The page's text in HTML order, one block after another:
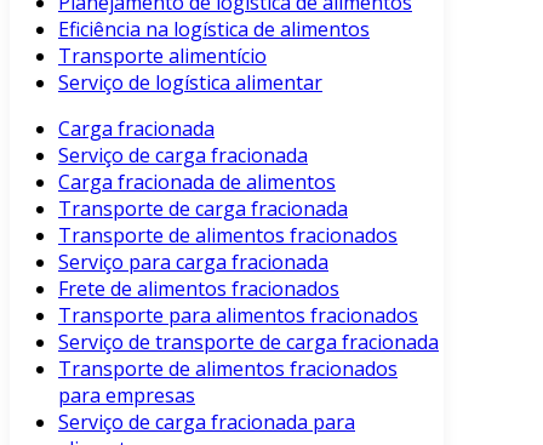
Eficiência na logística de alimentos
Transporte alimentício
Serviço de logística alimentar
Carga fracionada
Serviço de carga fracionada
Carga fracionada de alimentos
Transporte de carga fracionada
Transporte de alimentos fracionados
Serviço para carga fracionada
Frete de alimentos fracionados
Transporte para alimentos fracionados
Serviço de transporte de carga fracionada
Transporte de alimentos fracionados
para empresas
Serviço de carga fracionada para